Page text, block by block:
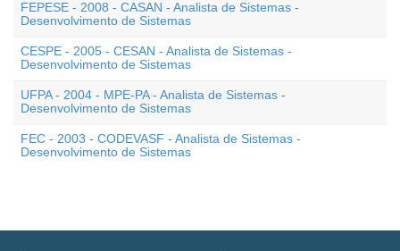
FEPESE - 2008 - CASAN - Analista de Sistemas -
Desenvolvimento de Sistemas
CESPE - 2005 - CESAN - Analista de Sistemas -
Desenvolvimento de Sistemas
UFPA - 2004 - MPE-PA - Analista de Sistemas -
Desenvolvimento de Sistemas
FEC - 2003 - CODEVASF - Analista de Sistemas -
Desenvolvimento de Sistemas